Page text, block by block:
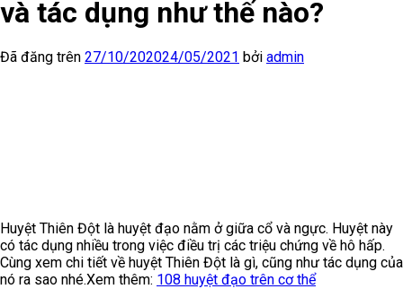
và tác dụng như thế nào?
Đã đăng trên 27/10/202024/05/2021 bởi admin
Huyệt Thiên Đột là huyệt đạo nằm ở giữa cổ và ngực. Huyệt này
có tác dụng nhiều trong việc điều trị các triệu chứng về hô hấp.
Cùng xem chi tiết về huyệt Thiên Đột là gì, cũng như tác dụng của
nó ra sao nhé.Xem thêm: 108 huyệt đạo trên cơ thể